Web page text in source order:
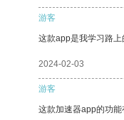
游客
这款app是我学习路上
2024-02-03
游客
这款加速器app的功能